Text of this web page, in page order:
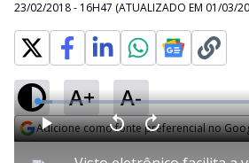
23/02/2018 - 16H47 (ATUALIZADO EM 01/03/
A+ A-
Adicione como fonte preferencial no
P V A
a
L
o
a
d
e